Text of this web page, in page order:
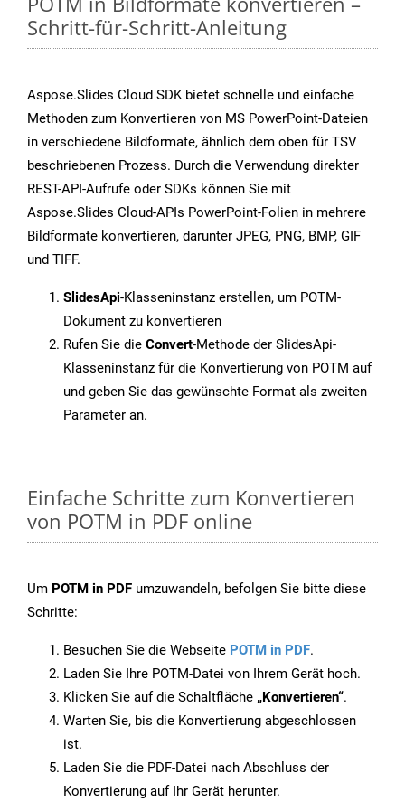
Schritt-für-Schritt-Anleitung
Aspose.Slides Cloud SDK bietet schnelle und einfache
Methoden zum Konvertieren von MS PowerPoint-Dateien
in verschiedene Bildformate, ähnlich dem oben für TSV
beschriebenen Prozess. Durch die Verwendung direkter
REST-API-Aufrufe oder SDKs können Sie mit
Aspose.Slides Cloud-APIs PowerPoint-Folien in mehrere
Bildformate konvertieren, darunter JPEG, PNG, BMP, GIF
und TIFF.
SlidesApi-Klasseninstanz erstellen, um POTM-
Dokument zu konvertieren
Rufen Sie die Convert-Methode der SlidesApi-
Klasseninstanz für die Konvertierung von POTM auf
und geben Sie das gewünschte Format als zweiten
Parameter an.
Einfache Schritte zum Konvertieren
von POTM in PDF online
Um POTM in PDF umzuwandeln, befolgen Sie bitte diese
Schritte:
Besuchen Sie die Webseite POTM in PDF.
Laden Sie Ihre POTM-Datei von Ihrem Gerät hoch.
Klicken Sie auf die Schaltfläche „Konvertieren“.
Warten Sie, bis die Konvertierung abgeschlossen
ist.
Laden Sie die PDF-Datei nach Abschluss der
Konvertierung auf Ihr Gerät herunter.